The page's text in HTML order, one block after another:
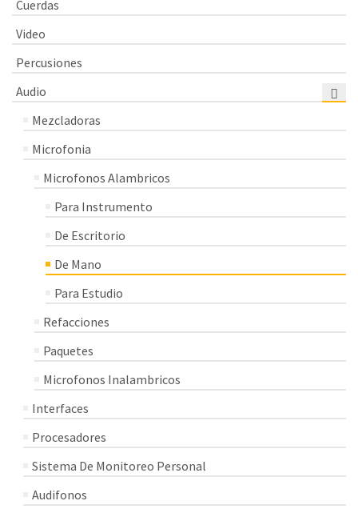
Cuerdas
Video
Percusiones
Audio
Mezcladoras
Microfonia
Microfonos Alambricos
Para Instrumento
De Escritorio
De Mano
Para Estudio
Refacciones
Paquetes
Microfonos Inalambricos
Interfaces
Procesadores
Sistema De Monitoreo Personal
Audifonos